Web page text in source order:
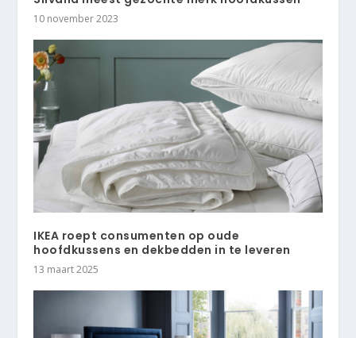
10 november 2023
IKEA roept consumenten op oude
hoofdkussens en dekbedden in te leveren
13 maart 2025